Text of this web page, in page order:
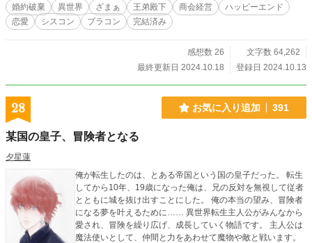
婚約破棄 異世界 ざまぁ 王弟殿下 商会経営
ハッピーエンド
恋愛
シスコン ブラコン 完結済み
感想数 26
文字数 64,262
最終更新日 2024.10.18
登録日 2024.10.13
28 お気に入り追加 391
某国の皇子、冒険者となる
夕星蓮
俺が転生したのは、とある帝国という国の皇子だった。 転生
してから10年、19歳になった俺は、兄の反対を無視して従者
とともに城を抜け出すことにした。 俺の本当の望み、冒険者
になる夢を叶えるために…… 異世界転生主人公がみんなから
愛され、冒険を繰り広げ、成長していく物語です。 主人公は
魔法使いとして、仲間と力をあわせて魔物や敵と戦います。